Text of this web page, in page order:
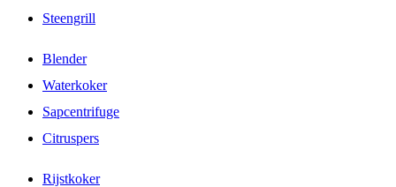
Steengrill
Blender
Waterkoker
Sapcentrifuge
Citruspers
Rijstkoker